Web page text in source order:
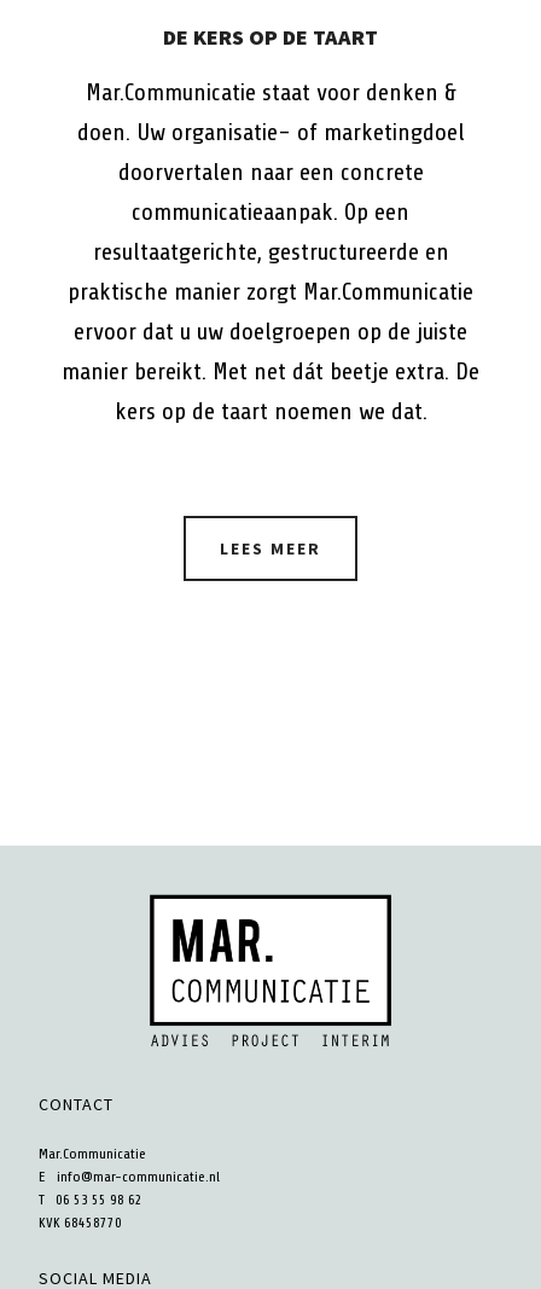
DE KERS OP DE TAART
Mar.Communicatie staat voor denken &
doen. Uw organisatie- of marketingdoel
doorvertalen naar een concrete
communicatieaanpak. Op een
resultaatgerichte, gestructureerde en
praktische manier zorgt Mar.Communicatie
ervoor dat u uw doelgroepen op de juiste
manier bereikt. Met net dát beetje extra. De
kers op de taart noemen we dat.
LEES MEER
CONTACT
Mar.Communicatie
Einfo@mar-communicatie.nl
T 06 53 55 98 62
KVK 68458770
SOCIAL MEDIA